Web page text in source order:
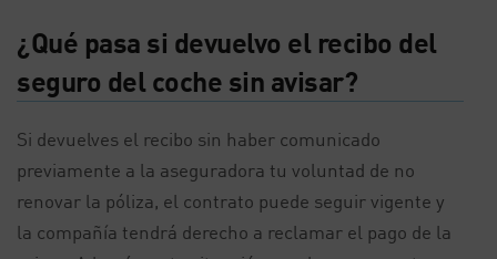
¿Qué pasa si devuelvo el recibo del
seguro del coche sin avisar?
Si devuelves el recibo sin haber comunicado
previamente a la aseguradora tu voluntad de no
renovar la póliza, el contrato puede seguir vigente y
la compañía tendrá derecho a reclamar el pago de la